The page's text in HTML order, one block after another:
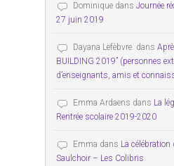
Dominique dans Journée
27 juin 2019
Dayana Lefèbvre. dans
BUILDING 2019” (personnes
d’enseignants, amis et
Emma Ardaens dans La
Rentrée scolaire 2019-2020
Emma dans La célébration
Saulchoir – Les Colibris